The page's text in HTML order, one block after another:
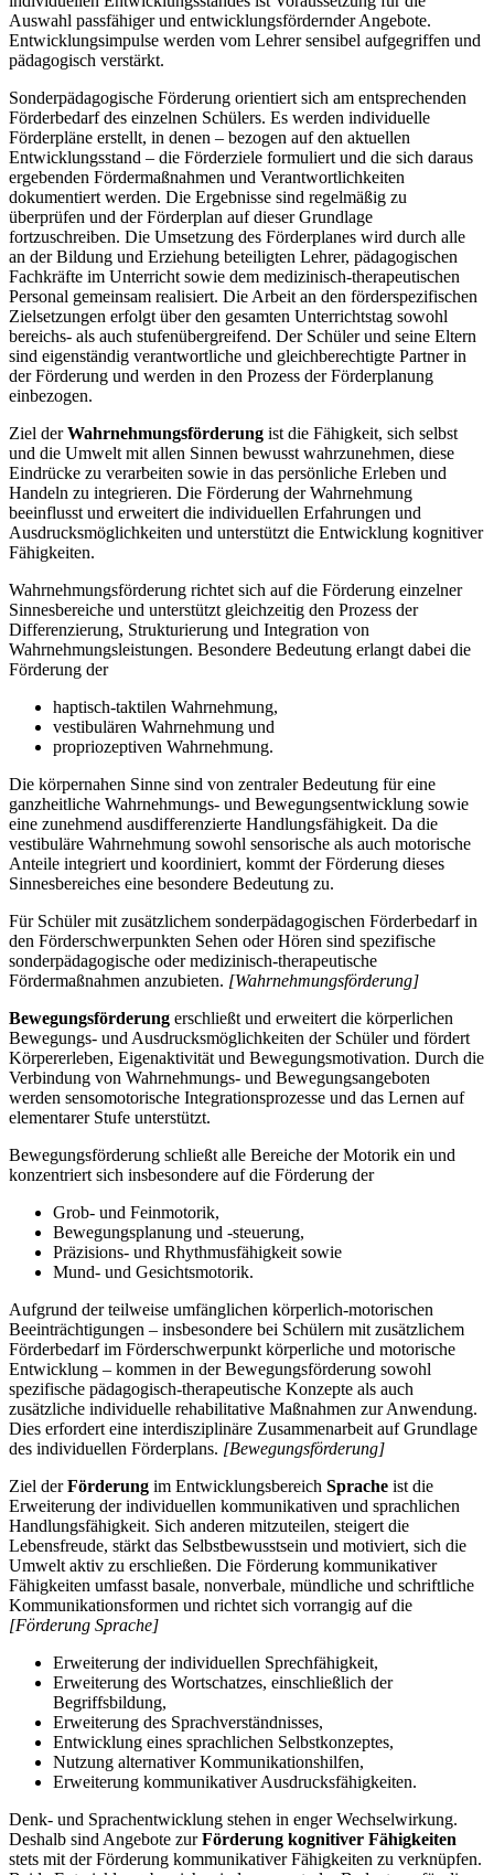
Auswahl passfähiger und entwicklungsfördernder Angebote.
Entwicklungsimpulse werden vom Lehrer sensibel aufgegriffen und
pädagogisch verstärkt.
Sonderpädagogische Förderung orientiert sich am entsprechenden
Förderbedarf des einzelnen Schülers. Es werden individuelle
Förderpläne erstellt, in denen – bezogen auf den aktuellen
Entwicklungsstand – die Förderziele formuliert und die sich daraus
ergebenden Fördermaßnahmen und Verantwortlichkeiten
dokumentiert werden. Die Ergebnisse sind regelmäßig zu
überprüfen und der Förderplan auf dieser Grundlage
fortzuschreiben. Die Umsetzung des Förderplanes wird durch alle
an der Bildung und Erziehung beteiligten Lehrer, pädagogischen
Fachkräfte im Unterricht sowie dem medizinisch-therapeutischen
Personal gemeinsam realisiert. Die Arbeit an den förderspezifischen
Zielsetzungen erfolgt über den gesamten Unterrichtstag sowohl
bereichs- als auch stufenübergreifend. Der Schüler und seine Eltern
sind eigenständig verantwortliche und gleichberechtigte Partner in
der Förderung und werden in den Prozess der Förderplanung
einbezogen.
Ziel derWahrnehmungsförderung ist die Fähigkeit, sich selbst
und die Umwelt mit allen Sinnen bewusst wahrzunehmen, diese
Eindrücke zu verarbeiten sowie in das persönliche Erleben und
Handeln zu integrieren. Die Förderung der Wahrnehmung
beeinflusst und erweitert die individuellen Erfahrungen und
Ausdrucksmöglichkeiten und unterstützt die Entwicklung kognitiver
Fähigkeiten.
Wahrnehmungsförderung richtet sich auf die Förderung einzelner
Sinnesbereiche und unterstützt gleichzeitig den Prozess der
Differenzierung, Strukturierung und Integration von
Wahrnehmungsleistungen. Besondere Bedeutung erlangt dabei die
Förderung der
haptisch-taktilen Wahrnehmung,
vestibulären Wahrnehmung und
propriozeptiven Wahrnehmung.
Die körpernahen Sinne sind von zentraler Bedeutung für eine
ganzheitliche Wahrnehmungs- und Bewegungsentwicklung sowie
eine zunehmend ausdifferenzierte Handlungsfähigkeit. Da die
vestibuläre Wahrnehmung sowohl sensorische als auch motorische
Anteile integriert und koordiniert, kommt der Förderung dieses
Sinnesbereiches eine besondere Bedeutung zu.
Für Schüler mit zusätzlichem sonderpädagogischen Förderbedarf in
den Förderschwerpunkten Sehen oder Hören sind spezifische
sonderpädagogische oder medizinisch-therapeutische
Fördermaßnahmen anzubieten. [Wahrnehmungsförderung]
Bewegungsförderung erschließt und erweitert die körperlichen
Bewegungs- und Ausdrucksmöglichkeiten der Schüler und fördert
Körpererleben, Eigenaktivität und Bewegungsmotivation. Durch die
Verbindung von Wahrnehmungs- und Bewegungsangeboten
werden sensomotorische Integrationsprozesse und das Lernen auf
elementarer Stufe unterstützt.
Bewegungsförderung schließt alle Bereiche der Motorik ein und
konzentriert sich insbesondere auf die Förderung der
Grob- und Feinmotorik,
Bewegungsplanung und -steuerung,
Präzisions- und Rhythmusfähigkeit sowie
Mund- und Gesichtsmotorik.
Aufgrund der teilweise umfänglichen körperlich-motorischen
Beeinträchtigungen – insbesondere bei Schülern mit zusätzlichem
Förderbedarf im Förderschwerpunkt körperliche und motorische
Entwicklung – kommen in der Bewegungsförderung sowohl
spezifische pädagogisch-therapeutische Konzepte als auch
zusätzliche individuelle rehabilitative Maßnahmen zur Anwendung.
Dies erfordert eine interdisziplinäre Zusammenarbeit auf Grundlage
des individuellen Förderplans. [Bewegungsförderung]
Ziel derFörderung im Entwicklungsbereich Sprache ist die
Erweiterung der individuellen kommunikativen und sprachlichen
Handlungsfähigkeit. Sich anderen mitzuteilen, steigert die
Lebensfreude, stärkt das Selbstbewusstsein und motiviert, sich die
Umwelt aktiv zu erschließen. Die Förderung kommunikativer
Fähigkeiten umfasst basale, nonverbale, mündliche und schriftliche
Kommunikationsformen und richtet sich vorrangig auf die
[Förderung Sprache]
Erweiterung der individuellen Sprechfähigkeit,
Erweiterung des Wortschatzes, einschließlich der
Begriffsbildung,
Erweiterung des Sprachverständnisses,
Entwicklung eines sprachlichen Selbstkonzeptes,
Nutzung alternativer Kommunikationshilfen,
Erweiterung kommunikativer Ausdrucksfähigkeiten.
Denk- und Sprachentwicklung stehen in enger Wechselwirkung.
Deshalb sind Angebote zurFörderung kognitiver Fähigkeiten
stets mit der Förderung kommunikativer Fähigkeiten zu verknüpfen.